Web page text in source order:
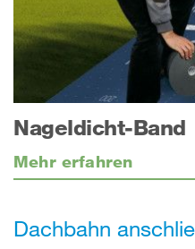
Nageldicht-Band
Mehr erfahren
Dachbahn